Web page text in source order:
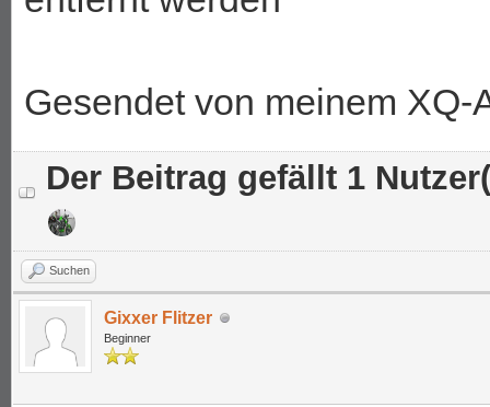
Gesendet von meinem XQ-
Der Beitrag gefällt 1
Suchen
Gixxer Flitzer
Beginner